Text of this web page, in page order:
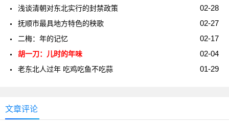
02-28
浅谈清朝对东北实行的封禁政策
02-27
抚顺市最具地方特色的秧歌
02-17
二梅：年的记忆
02-04
胡一刀：儿时的年味
01-29
老东北人过年 吃鸡吃鱼不吃蒜
文章评论